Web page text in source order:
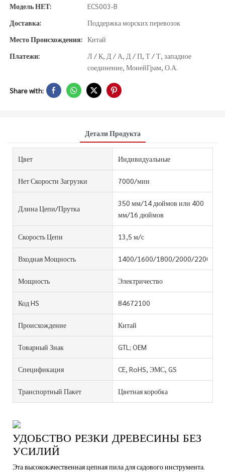
Модель НЕТ:
ECS003-B
Доставка:
Поддержка морских перевозок
Место Происхождения: Китай
Платежи:
Л / К, Д / А, Д / П, Т / Т, западное
соединение, МонейГрам, О.А.
Share with:
Детали Продукта
Цвет Индивидуальные
Нет Скорости Загрузки 7000/мин
Длина Цепи/прутка
350 мм/14 дюймов или 400
мм/16 дюймов
Скорость Цепи 13,5 м/с
Входная Мощность 1400/1600/1800/2000/2200W
Мощность Электричество
Код HS 84672100
Происхождение Китай
Товарный Знак GTL; OEM
Спецификация CE, RoHS, ЭМС, GS
Транспортный Пакет Цветная коробка
УДОБСТВО РЕЗКИ ДРЕВЕСИНЫ БЕЗ
УСИЛИЙ
Эта высококачественная цепная пила для садового инструмента.